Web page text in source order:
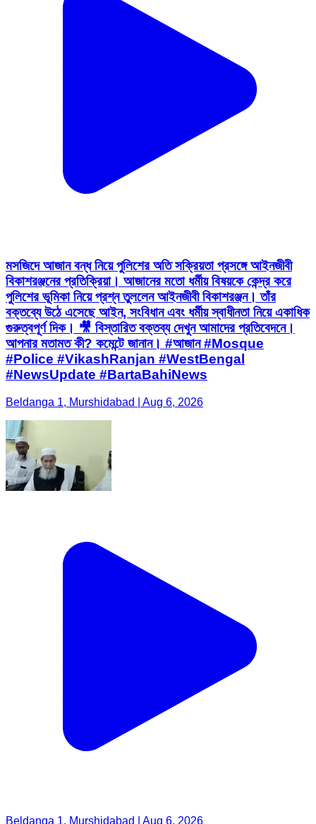
মসজিদে আজান বন্ধ নিয়ে পুলিশের অতি সক্রিয়তা প্রসঙ্গে আইনজীবী
বিকাশরঞ্জনের প্রতিক্রিয়া। আজানের মতো ধর্মীয় বিষয়কে কেন্দ্র করে
পুলিশের ভূমিকা নিয়ে প্রশ্ন তুললেন আইনজীবী বিকাশরঞ্জন। তাঁর
বক্তব্যে উঠে এসেছে আইন, সংবিধান এবং ধর্মীয় স্বাধীনতা নিয়ে একাধিক
গুরুত্বপূর্ণ দিক। 🎥 বিস্তারিত বক্তব্য দেখুন আমাদের প্রতিবেদনে।
আপনার মতামত কী? কমেন্টে জানান। #আজান #Mosque
#Police #VikashRanjan #WestBengal
#NewsUpdate #BartaBahiNews
Beldanga 1, Murshidabad | Aug 6, 2026
Beldanga 1, Murshidabad | Aug 6, 2026